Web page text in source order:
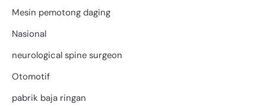
Mesin pemotong daging
Nasional
neurological spine surgeon
Otomotif
pabrik baja ringan